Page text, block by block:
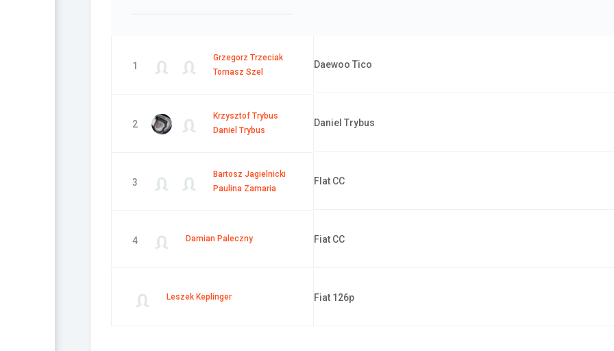
1
Grzegorz Trzeciak
Tomasz Szel
Daewoo Tico
2
Krzysztof Trybus
Daniel Trybus
Daniel Trybus
3
Bartosz Jagielnicki
Paulina Zamaria
FIat CC
4 Damian Paleczny Fiat CC
Leszek Keplinger Fiat 126p